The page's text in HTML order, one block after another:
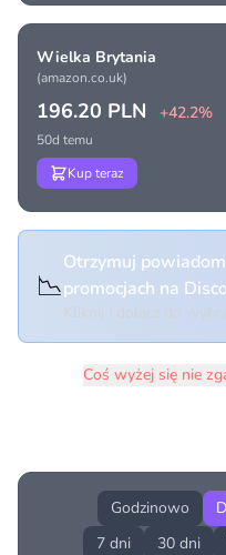
Wielka Brytania
(amazon.co.uk)
196.20 PLN +42.2%
50d temu
Kup teraz
📉
Otrzymuj
promocjach na
Coś wyżej się nie
Godzinowo
7 dni
30 dni